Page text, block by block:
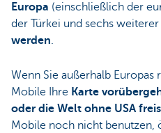
Europa (einschließlich der
der Türkei und sechs weiterer
werden.
Wenn Sie außerhalb Europas
Mobile Ihre Karte
oder die Welt ohne USA
Mobile noch nicht benutzen,